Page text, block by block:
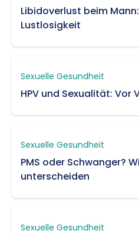
Libidoverlust beim
Lustlosigkeit
Sexuelle Gesundheit
HPV und Sexualität: Vor
Sexuelle Gesundheit
PMS oder Schwanger?
unterscheiden
Sexuelle Gesundheit